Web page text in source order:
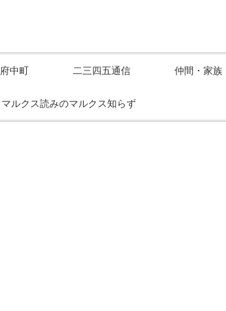
府中町 二三四五通信 仲間・家族
マルクス読みのマルクス知らず